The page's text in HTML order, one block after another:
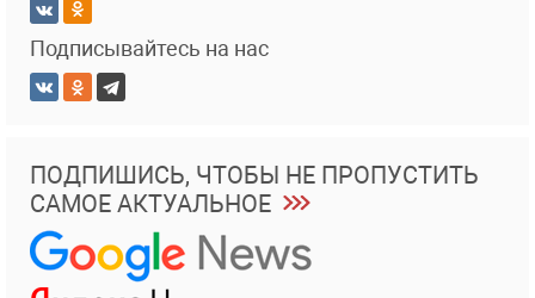
Подписывайтесь на нас
ПОДПИШИСЬ, ЧТОБЫ НЕ ПРОПУСТИТЬ
САМОЕ АКТУАЛЬНОЕ